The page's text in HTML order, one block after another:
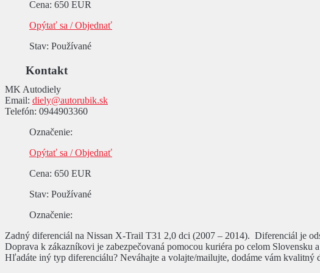
Cena: 650 EUR
Opýtať sa / Objednať
Stav: Používané
Kontakt
MK Autodiely
Email: diely@autorubik.sk
Telefón: 0944903360
Označenie:
Opýtať sa / Objednať
Cena: 650 EUR
Stav: Používané
Označenie:
Zadný diferenciál na Nissan X-Trail T31 2,0 dci (2007 – 2014). Diferenciál je
Doprava k zákazníkovi je zabezpečovaná pomocou kuriéra po celom Slovensku
Hľadáte iný typ diferenciálu? Neváhajte a volajte/mailujte, dodáme vám